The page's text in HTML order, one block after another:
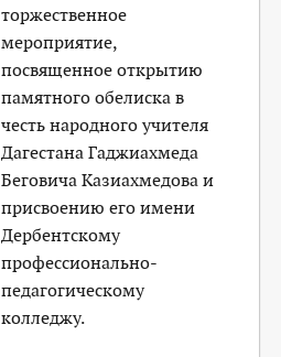
торжественное
мероприятие,
посвященное открытию
памятного обелиска в
честь народного учителя
Дагестана Гаджиахмеда
Беговича Казиахмедова и
присвоению его имени
Дербентскому
профессионально-
педагогическому
колледжу.